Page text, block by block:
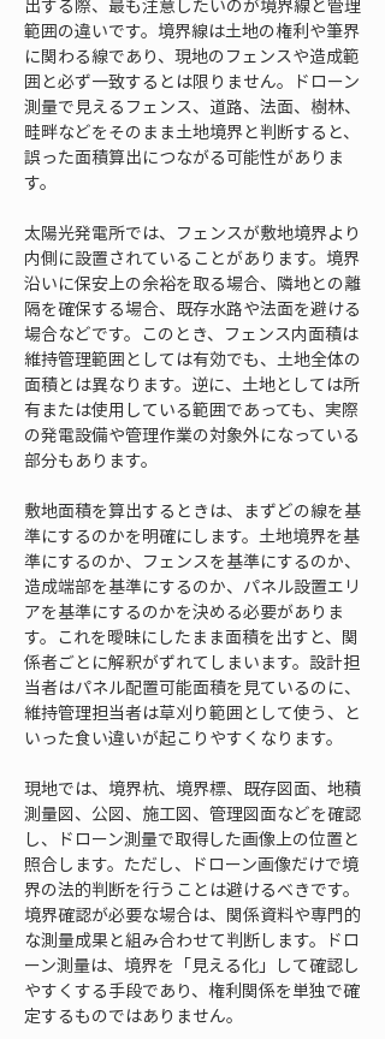
出する際、最も注意したいのが境界線と管理
範囲の違いです。境界線は土地の権利や筆界
に関わる線であり、現地のフェンスや造成範
囲と必ず一致するとは限りません。ドローン
測量で見えるフェンス、道路、法面、樹林、
畦畔などをそのまま土地境界と判断すると、
誤った面積算出につながる可能性がありま
す。
太陽光発電所では、フェンスが敷地境界より
内側に設置されていることがあります。境界
沿いに保安上の余裕を取る場合、隣地との離
隔を確保する場合、既存水路や法面を避ける
場合などです。このとき、フェンス内面積は
維持管理範囲としては有効でも、土地全体の
面積とは異なります。逆に、土地としては所
有または使用している範囲であっても、実際
の発電設備や管理作業の対象外になっている
部分もあります。
敷地面積を算出するときは、まずどの線を基
準にするのかを明確にします。土地境界を基
準にするのか、フェンスを基準にするのか、
造成端部を基準にするのか、パネル設置エリ
アを基準にするのかを決める必要がありま
す。これを曖昧にしたまま面積を出すと、関
係者ごとに解釈がずれてしまいます。設計担
当者はパネル配置可能面積を見ているのに、
維持管理担当者は草刈り範囲として使う、と
いった食い違いが起こりやすくなります。
現地では、境界杭、境界標、既存図面、地積
測量図、公図、施工図、管理図面などを確認
し、ドローン測量で取得した画像上の位置と
照合します。ただし、ドローン画像だけで境
界の法的判断を行うことは避けるべきです。
境界確認が必要な場合は、関係資料や専門的
な測量成果と組み合わせて判断します。ドロ
ーン測量は、境界を「見える化」して確認し
やすくする手段であり、権利関係を単独で確
定するものではありません。